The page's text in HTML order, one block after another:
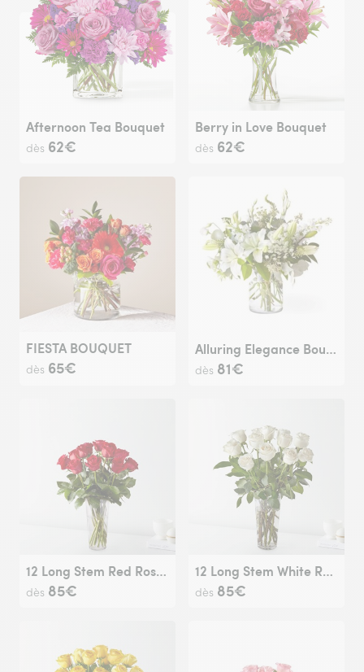
Afternoon Tea Bouquet
dès 62€
Berry in Love Bouquet
dès 62€
FIESTA BOUQUET
dès 65€
Alluring Elegance Bouquet
dès 81€
12 Long Stem Red Rose Bouquet
dès 85€
12 Long Stem White Rose Bouquet
dès 85€